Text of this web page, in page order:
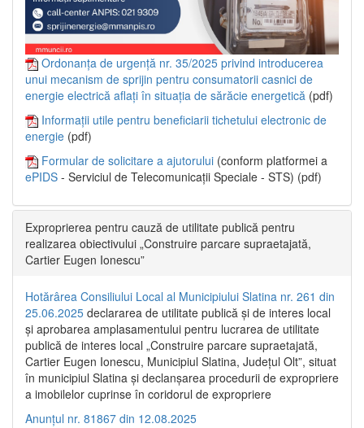
Ordonanța de urgență nr. 35/2025 privind introducerea
unui mecanism de sprijin pentru consumatorii casnici de
energie electrică aflați în situația de sărăcie energetică (pdf)
Informații utile pentru beneficiarii tichetului electronic de
energie (pdf)
Formular de solicitare a ajutorului (conform platformei a
ePIDS - Serviciul de Telecomunicații Speciale - STS) (pdf)
Exproprierea pentru cauză de utilitate publică pentru
realizarea obiectivului „Construire parcare supraetajată,
Cartier Eugen Ionescu”
Hotărârea Consiliului Local al Municipiului Slatina nr. 261 din
25.06.2025 declararea de utilitate publică și de interes local
și aprobarea amplasamentului pentru lucrarea de utilitate
publică de interes local „Construire parcare supraetajată,
Cartier Eugen Ionescu, Municipiul Slatina, Județul Olt”, situat
în municipiul Slatina și declanșarea procedurii de expropriere
a imobilelor cuprinse în coridorul de expropriere
Anunțul nr. 81867 din 12.08.2025